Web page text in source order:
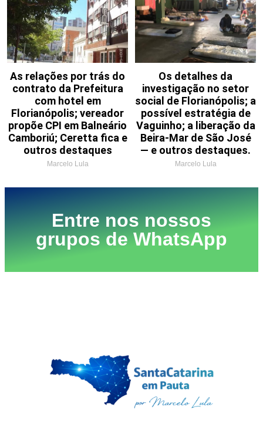
As relações por trás do
contrato da Prefeitura
com hotel em
Florianópolis; vereador
propõe CPI em Balneário
Camboriú; Ceretta fica e
outros destaques
Marcelo Lula
Os detalhes da
investigação no setor
social de Florianópolis; a
possível estratégia de
Vaguinho; a liberação da
Beira-Mar de São José
— e outros destaques.
Marcelo Lula
Entre nos nossos
grupos de WhatsApp